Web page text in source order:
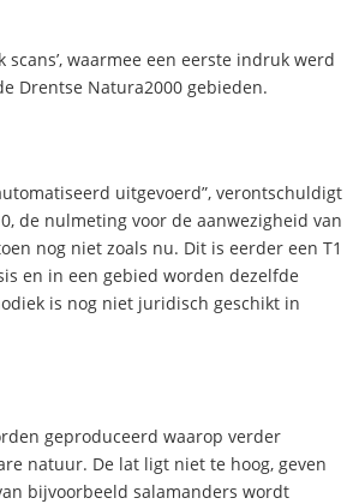
waarmee een eerste indruk werd
Drentse Natura2000 gebieden.
uitgevoerd”, verontschuldigt
de nulmeting voor de aanwezigheid van
nog niet zoals nu. Dit is eerder een T1
en in een gebied worden dezelfde
is nog niet juridisch geschikt in
geproduceerd waarop verder
natuur. De lat ligt niet te hoog, geven
bijvoorbeeld salamanders wordt